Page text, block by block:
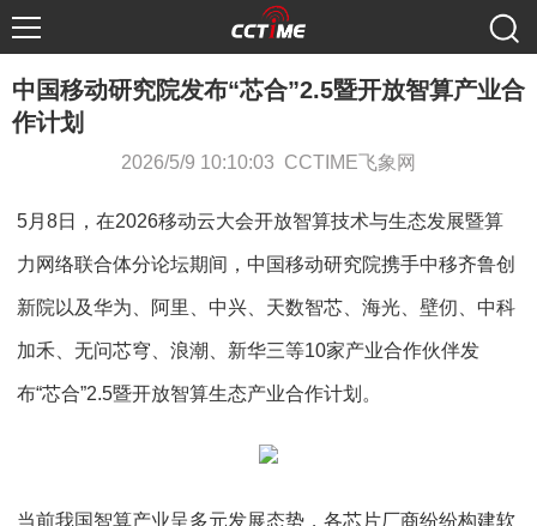
中国移动研究院发布“芯合”2.5暨开放智算产业合
作计划
2026/5/9 10:10:03 CCTIME飞象网
5月8日，在2026移动云大会开放智算技术与生态发展暨算
力网络联合体分论坛期间，中国移动研究院携手中移齐鲁创
新院以及华为、阿里、中兴、天数智芯、海光、壁仞、中科
加禾、无问芯穹、浪潮、新华三等10家产业合作伙伴发
布“芯合”2.5暨开放智算生态产业合作计划。
当前我国智算产业呈多元发展态势，各芯片厂商纷纷构建软